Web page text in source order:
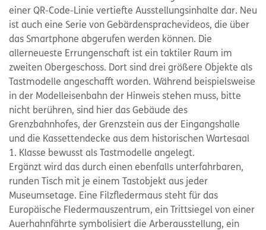
einer QR-Code-Linie vertiefte Ausstellungsinhalte dar. Neu
ist auch eine Serie von Gebärdensprachevideos, die über
das Smartphone abgerufen werden können. Die
allerneueste Errungenschaft ist ein taktiler Raum im
zweiten Obergeschoss. Dort sind drei größere Objekte als
Tastmodelle angeschafft worden. Während beispielsweise
in der Modelleisenbahn der Hinweis stehen muss, bitte
nicht berühren, sind hier das Gebäude des
Grenzbahnhofes, der Grenzstein aus der Eingangshalle
und die Kassettendecke aus dem historischen Wartesaal
1. Klasse bewusst als Tastmodelle angelegt.
Ergänzt wird das durch einen ebenfalls unterfahrbaren,
runden Tisch mit je einem Tastobjekt aus jeder
Museumsetage. Eine Filzfledermaus steht für das
Europäische Fledermauszentrum, ein Trittsiegel von einer
Auerhahnfährte symbolisiert die Arberausstellung, ein